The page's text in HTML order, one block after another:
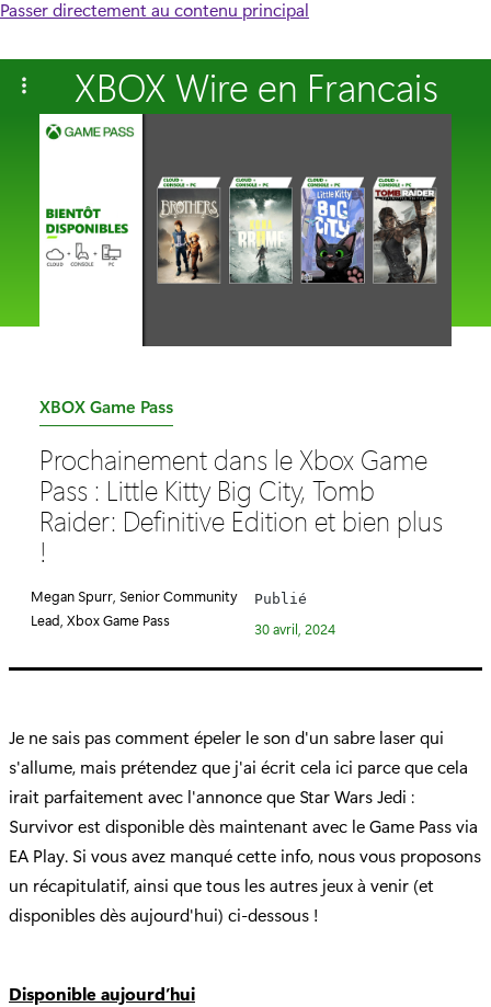
Passer directement au contenu principal
XBOX Wire en Francais
C
t
é
g
o
i
:
XBOX Game Pass
Prochainement dans le Xbox Game
Pass : Little Kitty Big City, Tomb
Raider: Definitive Edition et bien plus
!
Megan Spurr, Senior Community
Lead, Xbox Game Pass
Publié
30 avril, 2024
Je ne sais pas comment épeler le son d'un sabre laser qui
s'allume, mais prétendez que j'ai écrit cela ici parce que cela
irait parfaitement avec l'annonce que Star Wars Jedi :
Survivor est disponible dès maintenant avec le Game Pass via
EA Play. Si vous avez manqué cette info, nous vous proposons
un récapitulatif, ainsi que tous les autres jeux à venir (et
disponibles dès aujourd'hui) ci-dessous !
Disponible aujourd’hui